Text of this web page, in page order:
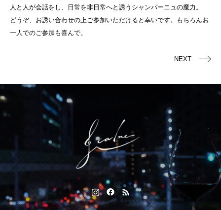
人と人が会話をし、日常を非日常へと誘うシャンパーニュの魔力。
どうぞ、お誘い合わせの上ご参加いただけると幸いです。もちろんお
一人でのご参加も喜んで。
NEXT